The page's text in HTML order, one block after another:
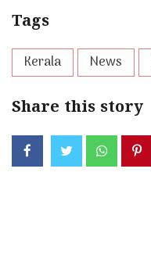
Tags
Kerala News
Share this story